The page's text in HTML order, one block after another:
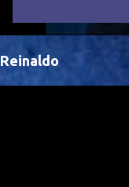
a representação
Reinaldo